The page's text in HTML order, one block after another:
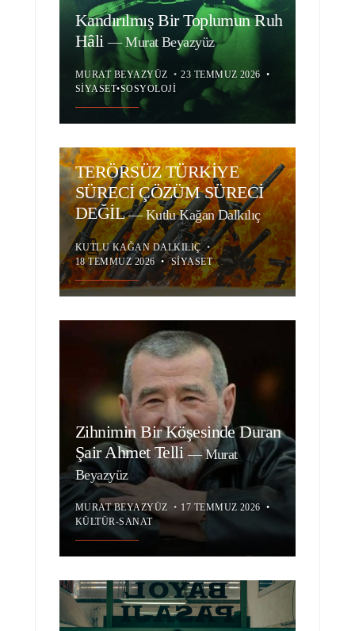
Kandırılmış Bir Toplumun Ruh
Hâli—Murat Beyazyüz
MURAT BEYAZYÜZ • 23 TEMMUZ 2026 •
SIYASET•SOSYOLOJI
TERÖRSÜZ TÜRKİYE
SÜRECİ ÇÖZÜM SÜRECİ
DEĞİL—Kutlu Kağan Dalkılıç
KUTLU KAĞAN DALKILIÇ •
18 TEMMUZ 2026 • SIYASET
Zihnimin Bir Köşesinde Duran
Şair Ahmet Telli—Murat
Beyazyüz
MURAT BEYAZYÜZ • 17 TEMMUZ 2026 •
KÜLTÜR-SANAT